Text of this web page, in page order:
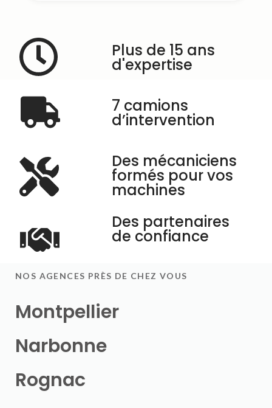
Plus de 15 ans
d'expertise
7 camions
d’intervention
Des mécaniciens
formés pour vos
machines
Des partenaires
de confiance
NOS AGENCES PRÈS DE CHEZ VOUS
Montpellier
Narbonne
Rognac